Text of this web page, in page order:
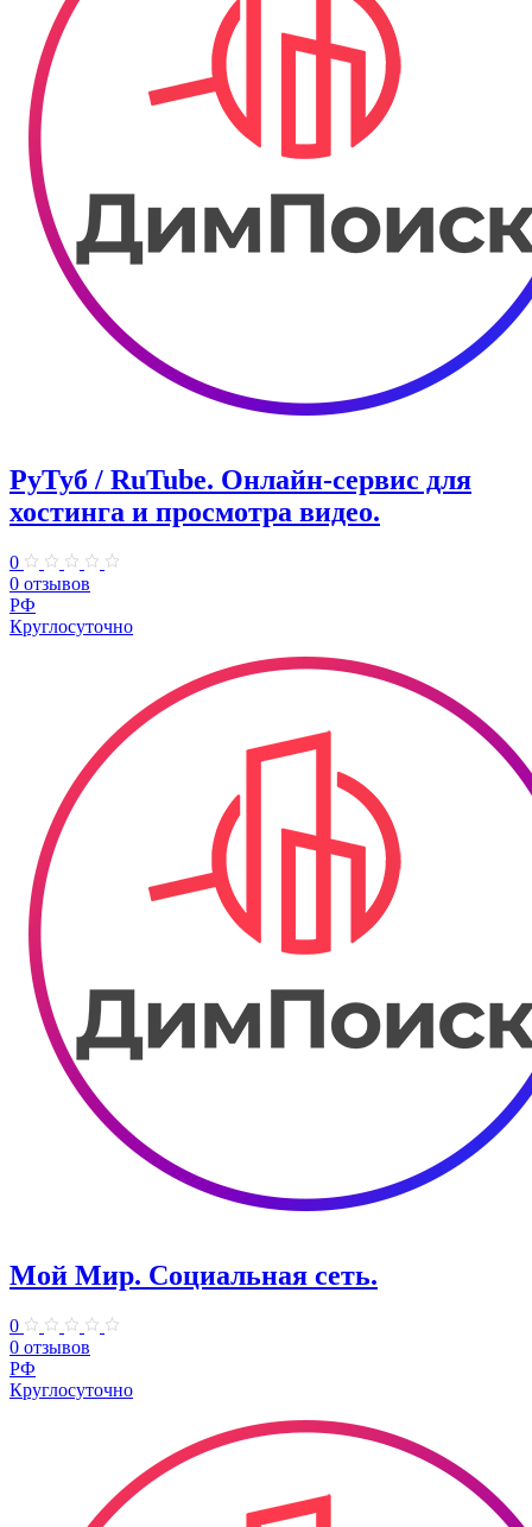
РуТуб / RuTube. Онлайн-сервис для
хостинга и просмотра видео.
0
0 отзывов
РФ
Круглосуточно
Мой Мир. Социальная сеть.
0
0 отзывов
РФ
Круглосуточно